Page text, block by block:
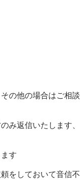
の他の場合はご相談
み返信いたします、
す
をしておいて音信不